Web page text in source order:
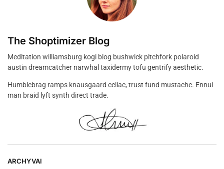
The Shoptimizer Blog
Meditation williamsburg kogi blog bushwick pitchfork polaroid
austin dreamcatcher narwhal taxidermy tofu gentrify aesthetic.
Humblebrag ramps knausgaard celiac, trust fund mustache. Ennui
man braid lyft synth direct trade.
ARCHYVAI